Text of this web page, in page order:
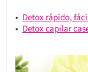
Detox rápido,
Detox capilar